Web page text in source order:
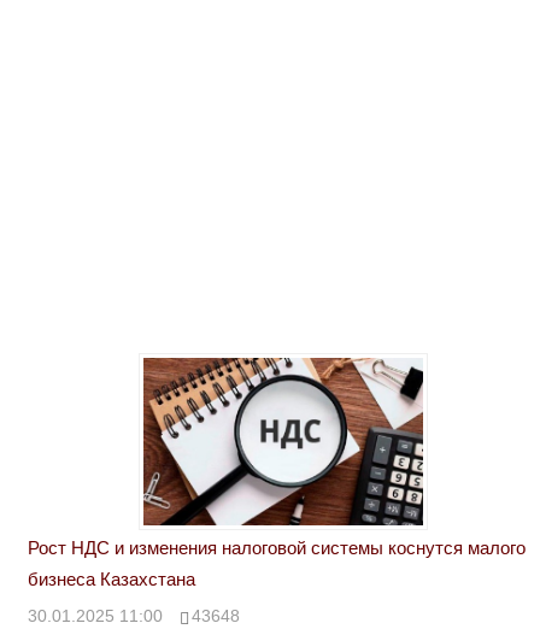
Рост НДС и изменения налоговой системы коснутся малого
бизнеса Казахстана
30.01.2025 11:00 43648